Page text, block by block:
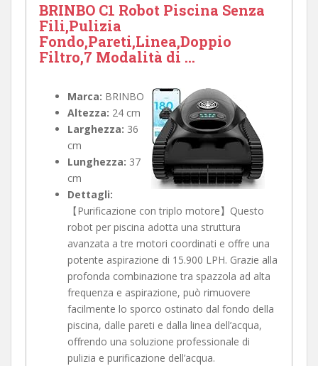
BRINBO C1 Robot Piscina Senza
Fili,Pulizia
Fondo,Pareti,Linea,Doppio
Filtro,7 Modalità di ...
Marca: BRINBO
Altezza: 24 cm
Larghezza: 36
cm
Lunghezza: 37
cm
Dettagli:
【Purificazione con triplo motore】Questo
robot per piscina adotta una struttura
avanzata a tre motori coordinati e offre una
potente aspirazione di 15.900 LPH. Grazie alla
profonda combinazione tra spazzola ad alta
frequenza e aspirazione, può rimuovere
facilmente lo sporco ostinato dal fondo della
piscina, dalle pareti e dalla linea dell’acqua,
offrendo una soluzione professionale di
pulizia e purificazione dell’acqua.